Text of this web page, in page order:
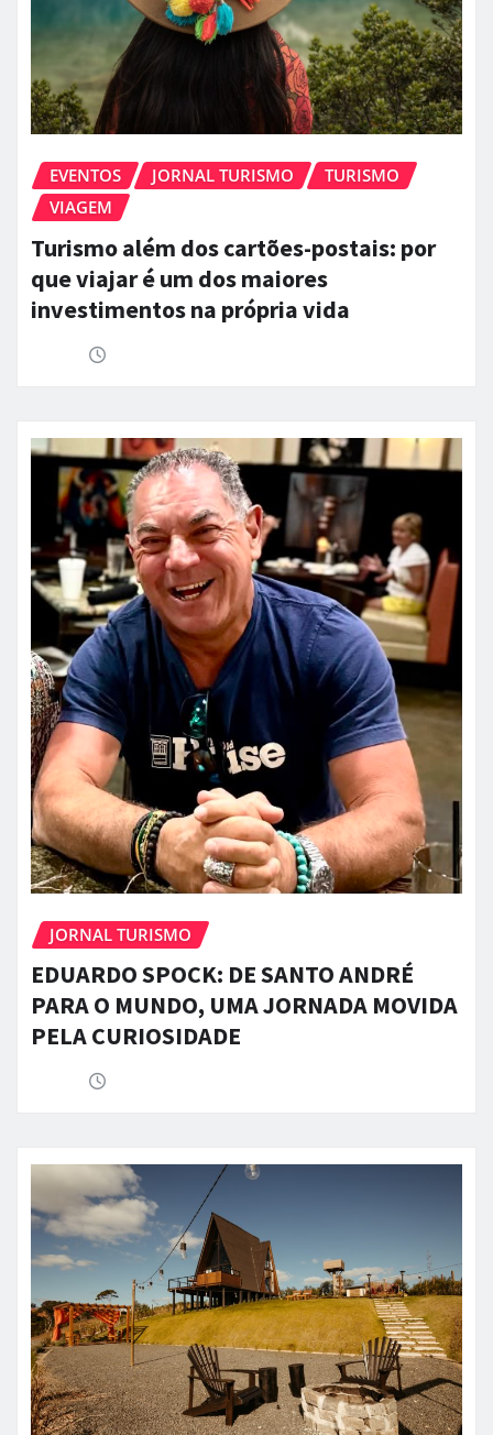
EVENTOS JORNAL TURISMO
TURISMO
VIAGEM
Turismo além dos cartões-postais: por
que viajar é um dos maiores
investimentos na própria vida
JORNAL TURISMO
EDUARDO SPOCK: DE SANTO ANDRÉ
PARA O MUNDO, UMA JORNADA MOVIDA
PELA CURIOSIDADE